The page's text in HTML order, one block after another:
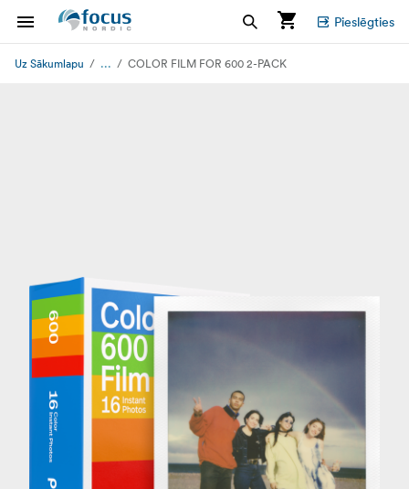
Pieslēgties
Uz Sākumlapu ... COLOR FILM FOR 600 2-PACK